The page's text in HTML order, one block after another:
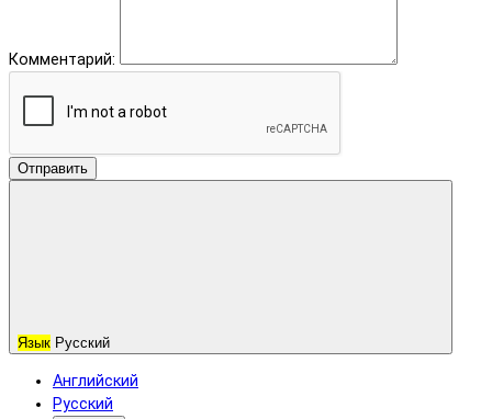
Комментарий:
Отправить
Язык Русский
Английский
Русский